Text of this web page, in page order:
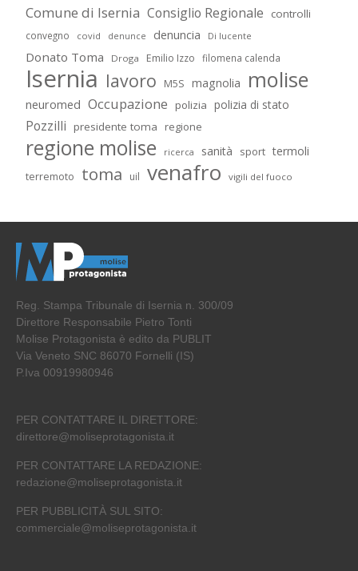
Comune di Isernia Consiglio Regionale controlli
convegno covid denunce denuncia Di lucente
Donato Toma Droga Emilio Izzo filomena calenda
Isernia lavoro M5S magnolia molise
neuromed Occupazione polizia polizia di stato
Pozzilli presidente toma regione
regione molise ricerca sanità sport termoli
terremoto toma uil venafro vigili del fuoco
Reg. Stampa Tribunale di Isernia n. 300/09
Direttore Responsabile Pietro Tonti
Molise Protagonista è edito da PUBLIT
Via Veneto SNC 86070 Fornelli (IS)
P.Iva 00919980946
PER CONTATTARE IL DIRETTORE:
direttore@moliseprotagonista.it
PER CONTATTARE LA REDAZIONE:
redazione@moliseprotagonista.it
PER PUBBLICITÀ SUL SITO:
commerciale@moliseprotagonista.it